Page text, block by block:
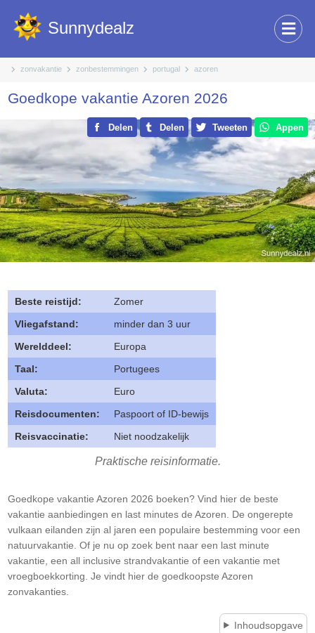
zonvakantie zonbestemmingen portugal azoren
Sunnydealz
Goedkope vakantie Azoren 2026
Delen Delen Tweeten Appen
Beste reistijd:
Zomer
Vliegafstand:
minder dan 3 uur
Werelddeel:
Europa
Taal:
Portugees
Valuta:
Euro
Reisdocumenten:
Paspoort of ID-bewijs
Reisvaccinatie:
Niet noodzakelijk
Praktische reisinformatie.
Goedkope vakantie Azoren 2026 boeken? Vind hier de beste
vakantie aanbiedingen en last minutes de Azoren. De ongerepte
vulkaan eilanden zijn al jaren een populaire bestemming voor een
natuurvakantie. Of je nu op zoek bent naar een last minute
vakantie, een all inclusive strandvakantie of een vakantie met
vroegboekkorting. Je vindt hier de goedkoopste Azoren
zonvakanties.
Inhoudsopgave